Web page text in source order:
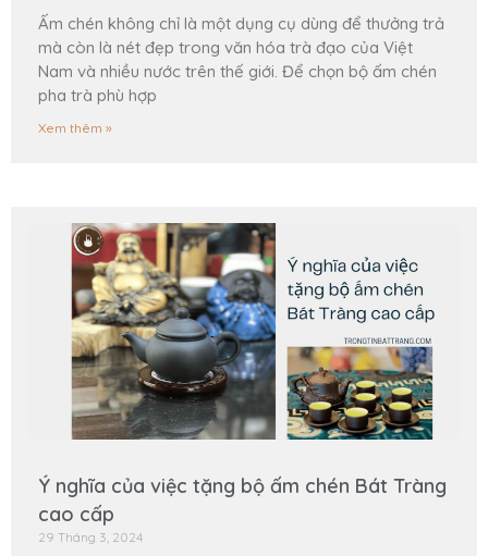
Ấm chén không chỉ là một dụng cụ dùng để thưởng trả
mà còn là nét đẹp trong văn hóa trà đạo của Việt
Nam và nhiều nước trên thế giới. Để chọn bộ ấm chén
pha trà phù hợp
Xem thêm »
Ý nghĩa của việc tặng bộ ấm chén Bát Tràng
cao cấp
29 Tháng 3, 2024